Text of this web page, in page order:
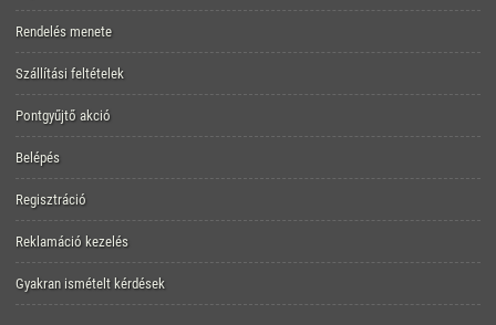
Rendelés menete
Szállítási feltételek
Pontgyűjtő akció
Belépés
Regisztráció
Reklamáció kezelés
Gyakran ismételt kérdések